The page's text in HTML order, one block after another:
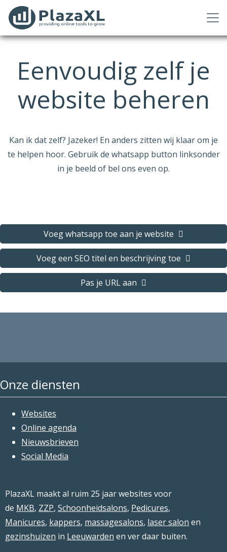
Eenvoudig zelf je
website beheren
Kan ik dat zelf? Jazeker! En anders zitten wij klaar om je
te helpen hoor. Gebruik de whatsapp button linksonder
in je beeld of bel ons even op.
Voeg whatsapp toe aan je website
Voeg een SEO titel en beschrijving toe
Pas je URL aan
Onze diensten
Websites
Online agenda
Nieuwsbrieven
Social Media
PlazaXL maakt al ruim 25 jaar websites voor
de MKB, ZZP, Schoonheidsalons, Pedicures,
Manicures, kappers, massagesalons, laser salon en
gezinshuizen in Leeuwarden en ver daar buiten.